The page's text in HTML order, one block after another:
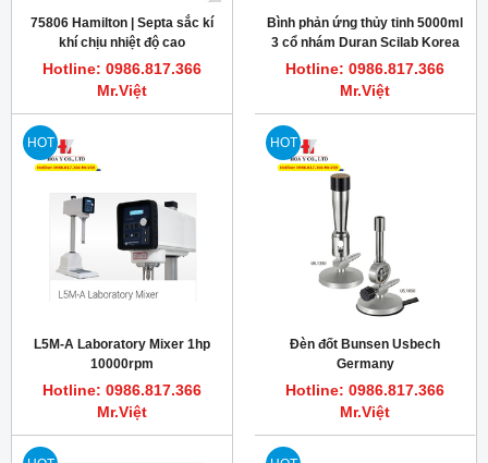
75806 Hamilton | Septa sắc kí
khí chịu nhiệt độ cao
PTFE/silicone rubber 12.7 mm
Hotline: 0986.817.366
Mr.Việt
Bình phản ứng thủy tinh 5000ml
3 cổ nhám Duran Scilab Korea
Hotline: 0986.817.366
Mr.Việt
HOT
L5M-A Laboratory Mixer 1hp
10000rpm
Hotline: 0986.817.366
Mr.Việt
HOT
Đèn đốt Bunsen Usbech
Germany
Hotline: 0986.817.366
Mr.Việt